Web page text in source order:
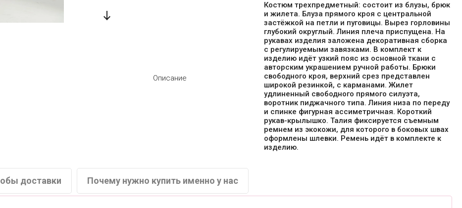
Описание
Костюм трехпредметный: состоит из блузы, брюк
и жилета. Блуза прямого кроя с центральной
застёжкой на петли и пуговицы. Вырез горловины
глубокий округлый. Линия плеча приспущена. На
рукавах изделия заложена декоративная сборка
с регулируемыми завязками. В комплект к
изделию идёт узкий пояс из основной ткани с
авторским украшением ручной работы. Брюки
свободного кроя, верхний срез представлен
широкой резинкой, с карманами. Жилет
удлиненный свободного прямого силуэта,
воротник пиджачного типа. Линия низа по переду
и спинке фигурная ассиметричная. Короткий
рукав-крылышко. Талия фиксируется съемным
ремнем из экокожи, для которого в боковых швах
оформлены шлевки. Ремень идёт в комплекте к
изделию.
доставки Почему нужно купить именно у нас